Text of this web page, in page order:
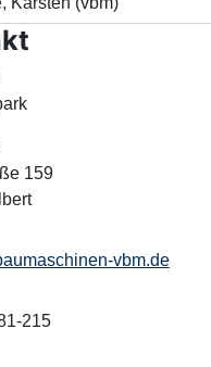
159
vbm.de
215